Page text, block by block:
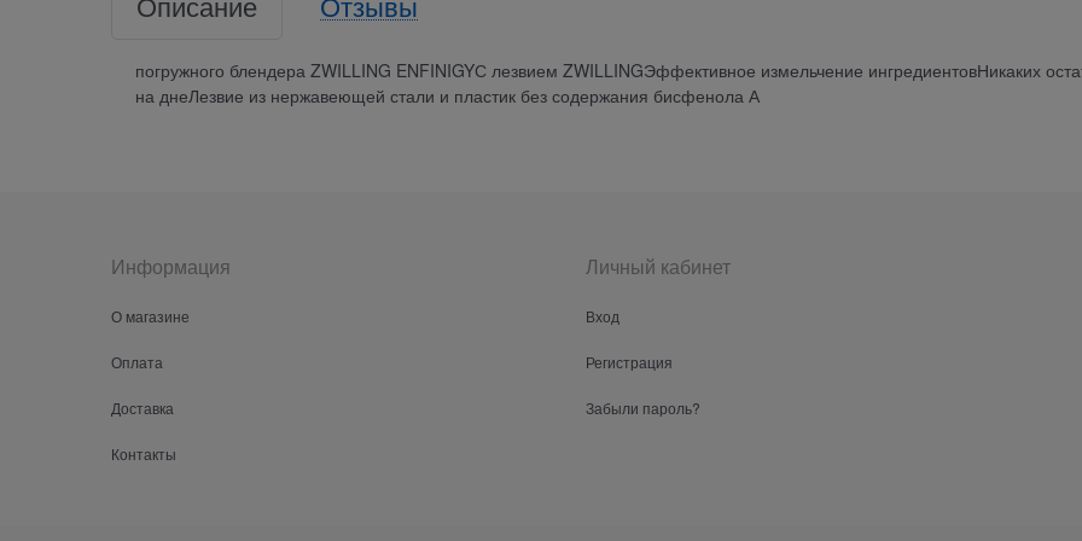
погружного блендера ZWILLING ENFINIGYС лезвием ZWILLINGЭффективное измельчение ингредиентовНикаких
на днеЛезвие из нержавеющей стали и пластик без содержания бисфенола А
Информация
О магазине
Оплата
Доставка
Контакты
Личный кабинет
Вход
Регистрация
Забыли пароль?